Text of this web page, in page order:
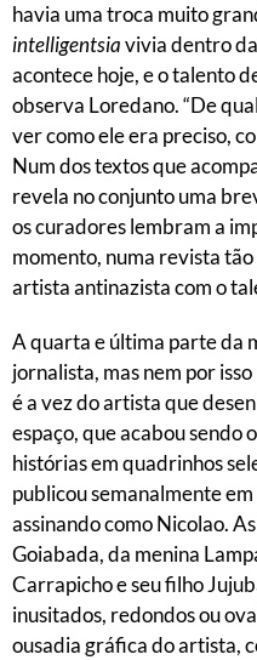
havia uma troca muito
intelligentsiavivia dentro
acontece hoje, e o talento
observa Loredano. “De
ver como ele era preciso,
Num dos textos que
revela no conjunto uma
os curadores lembram a
momento, numa revista
artista antinazista com o
A quarta e última parte da
jornalista, mas nem por
é a vez do artista que
espaço, que acabou sendo
histórias em quadrinhos
publicou semanalmente em
assinando como Nicolao.
Goiabada, da menina
Carrapicho e seu filho
inusitados, redondos ou
ousadia gráfica do artista,